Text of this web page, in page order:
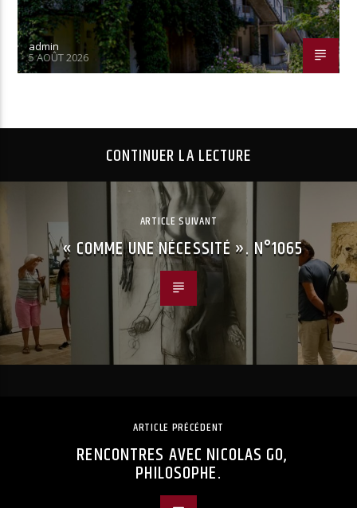
admin
5 AOÛT 2026
CONTINUER LA LECTURE
ARTICLE SUIVANT
« COMME UNE NÉCESSITÉ ». N°1065
ARTICLE PRÉCÉDENT
RENCONTRES AVEC NICOLAS GO,
PHILOSOPHE.